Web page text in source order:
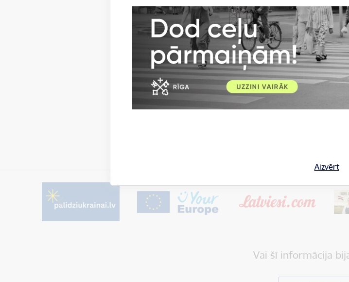
Aizvērt
Izlīguma projekts paredz, ka puses vienosies
EKO", kurā Rīgas domei pieder 97,7% kapitāla
nekā seši miljoni eiro.
“Kas notiks tālāk? Tālāk mēs turpināsim
esošie privātie operatori, kuri apkalpo Rīgu
jo diskusija vēl joprojām paliek atklāta – vai šis
jāatgriežas pie jautājuma par likumdošanas
veidi, kā Rīga pārskatāmā nākotnē var
veidošanā pilsētā,” uzsver deputāts Dāvis
Vai šī informācija